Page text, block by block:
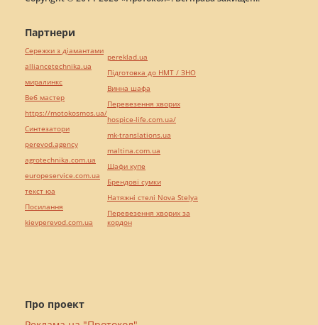
Про проект
Партнери
Сережки з діамантами
alliancetechnika.ua
миралинкс
Веб мастер
https://motokosmos.ua/
Синтезатори
perevod.agency
agrotechnika.com.ua
europeservice.com.ua
текст юа
Посилання
kievperevod.com.ua
pereklad.ua
Підготовка до НМТ / ЗНО
Винна шафа
Перевезення хворих
hospice-life.com.ua/
mk-translations.ua
maltina.com.ua
Шафи купе
Брендові сумки
Натяжні стелі Nova Stelya
Перевезення хворих за
кордон